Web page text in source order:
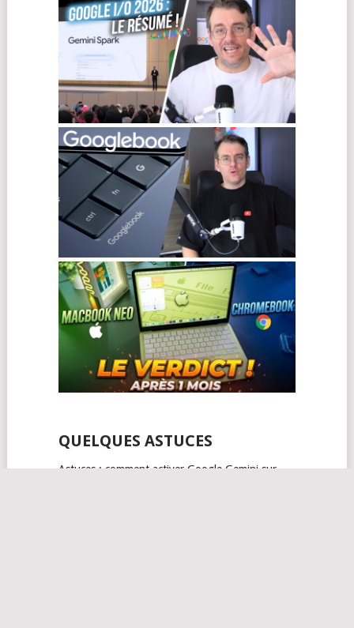
QUELQUES ASTUCES
Astuces : comment activer Google Gemini sur …